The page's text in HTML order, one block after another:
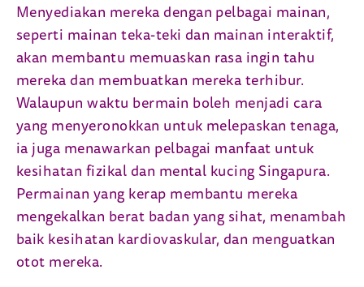
Menyediakan mereka dengan pelbagai mainan,
seperti mainan teka-teki dan mainan interaktif,
akan membantu memuaskan rasa ingin tahu
mereka dan membuatkan mereka terhibur.
Walaupun waktu bermain boleh menjadi cara
yang menyeronokkan untuk melepaskan tenaga,
ia juga menawarkan pelbagai manfaat untuk
kesihatan fizikal dan mental kucing Singapura.
Permainan yang kerap membantu mereka
mengekalkan berat badan yang sihat, menambah
baik kesihatan kardiovaskular, dan menguatkan
otot mereka.